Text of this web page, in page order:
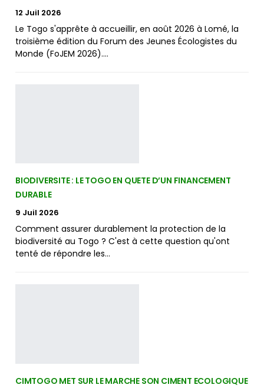
12 Juil 2026
Le Togo s'apprête à accueillir, en août 2026 à Lomé, la
troisième édition du Forum des Jeunes Écologistes du
Monde (FoJEM 2026).…
BIODIVERSITE : LE TOGO EN QUETE D’UN FINANCEMENT
DURABLE
9 Juil 2026
Comment assurer durablement la protection de la
biodiversité au Togo ? C'est à cette question qu'ont
tenté de répondre les…
CIMTOGO MET SUR LE MARCHE SON CIMENT ECOLOGIQUE